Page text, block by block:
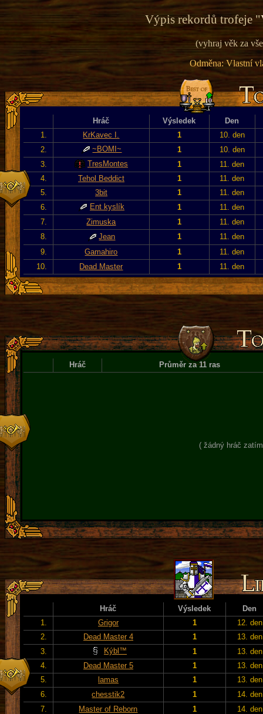
Výpis rekordů trofeje "
(vyhraj věk za
Odměna: Vlastní
Hráč Výsledek
Den
1.
KrKavec I. 1
10. den
2.
~BOMI~ 1
10. den
3.
TresMontes 1
11. den
4.
Tehol Beddict 1
11. den
5.
3bit 1
11. den
6.
Ent kyslík 1
11. den
7.
Zimuska 1
11. den
8.
Jean 1
11. den
9.
Gamahiro 1
11. den
10.
Dead Master 1 11. den
Hráč Průměr za 11 ras
( žádný hráč
Hráč Výsledek
Den
1.
Grigor 1
12. den
2.
Dead Master 4 1
13. den
3.
Kýbl™ 1
13. den
4.
Dead Master 5 1
13. den
5.
lamas 1
13. den
6.
chesstik2 1
14. den
7.
Master of Reborn 1
14. den